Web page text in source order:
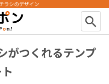
ラシのデザイン
search
がつくれるテンプ